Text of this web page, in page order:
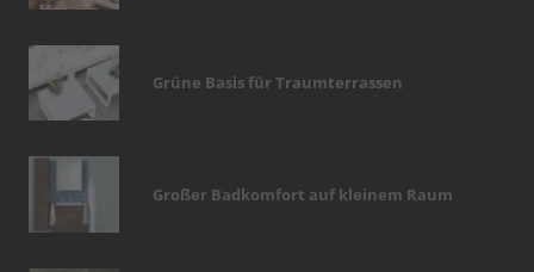
Grüne Basis für Traumterrassen
Großer Badkomfort auf kleinem Raum